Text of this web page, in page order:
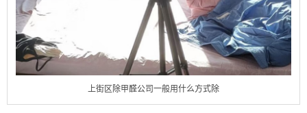
上街区除甲醛公司一般用什么方式除